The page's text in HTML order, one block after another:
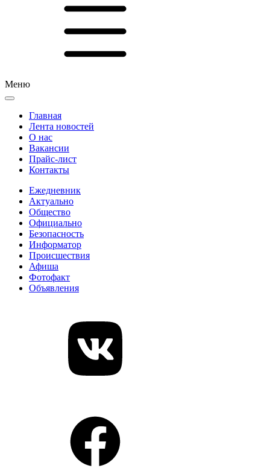
Меню
Главная
Лента новостей
О нас
Вакансии
Прайс-лист
Контакты
Ежедневник
Актуально
Общество
Официально
Безопасность
Информатор
Происшествия
Афиша
Фотофакт
Объявления